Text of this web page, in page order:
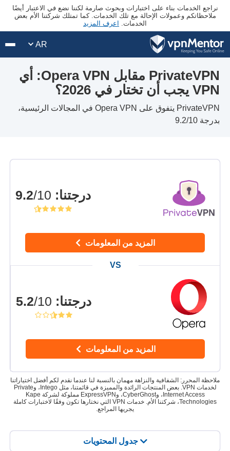
نراجع الخدمات بناء على اختبارات وبحوث صارمة لكننا نضع في الاعتبار أيضًا
ملاحظاتكم وعمولات الإحالة مع تلك الخدمات. كما تمتلك شركتنا الأم بعض
الخدمات. اعرف المزيد
AR
PrivateVPN مقابل Opera VPN: أي
VPN يجب أن تختار في 2026؟
PrivateVPN يتفوق على Opera VPN في المجالات الرئيسية،
بدرجة 9.2/10
جدول المحتويات
درجتنا:
/10
المزيد من المعلومات
درجتنا:
/10
المزيد من المعلومات
ملاحظة المحرر: الشفافية والنزاهة مهمان بالنسبة لنا عندما نقدم لكم أفضل اختياراتنا
لخدمات VPN. بعض المنتجات الرائدة والمميزة في قائمتنا، مثل Intego، وPrivate
Internet Access، وCyberGhost، وExpressVPN مملوكة لشركة Kape
Technologies، شركتنا الأم. خدمات VPN التي نختارها تكون وفقًا لاختبارات كاملة
يجريها المراجع.